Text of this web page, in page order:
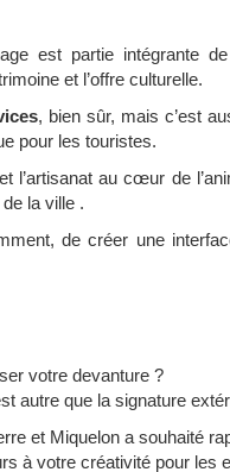
est partie intégrante
et l’offre culturelle.
, bien sûr, mais c’est
pour les touristes.
l’artisanat au cœur de
la ville .
de créer une
votre devanture ?
autre que la signature
et Miquelon a souhaité
à votre créativité pour les